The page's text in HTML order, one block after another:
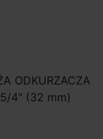
ODKURZACZA
4" (32 mm)